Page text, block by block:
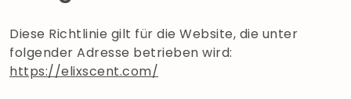
Diese Richtlinie gilt für die Website, die unter
folgender Adresse betrieben wird:
https://elixscent.com/